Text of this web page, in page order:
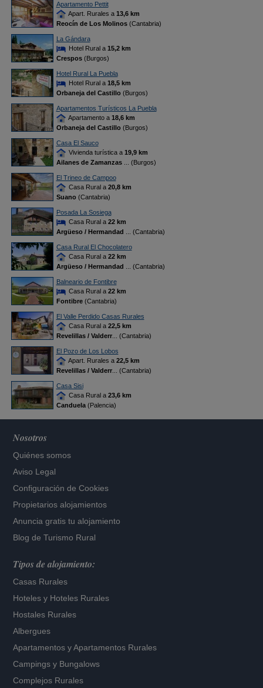
Apartamento Pettit
Apart. Rurales a 13,6 km
Reocín de Los Molinos(Cantabria)
La Gándara
Hotel Rural a 15,2 km
Crespos(Burgos)
Hotel Rural La Puebla
Hotel Rural a 18,5 km
Orbaneja del Castillo(Burgos)
Apartamentos Turísticos La Puebla
Apartamento a 18,6 km
Orbaneja del Castillo(Burgos)
Casa El Sauco
Vivienda turística a 19,9 km
Ailanes de Zamanzas
... (Burgos)
El Trineo de Campoo
Casa Rural a 20,8 km
Suano(Cantabria)
Posada La Sosiega
Casa Rural a 22 km
Argüeso / Hermandad
... (Cantabria)
Casa Rural El Chocolatero
Casa Rural a 22 km
Argüeso / Hermandad
... (Cantabria)
Balneario de Fontibre
Casa Rural a 22 km
Fontibre(Cantabria)
El Valle Perdido Casas Rurales
Casa Rural a 22,5 km
Revelillas / Valderr... (Cantabria)
El Pozo de Los Lobos
Apart. Rurales a 22,5 km
Revelillas / Valderr... (Cantabria)
Casa Sisi
Casa Rural a 23,6 km
Canduela(Palencia)
Nosotros
Quiénes somos
Aviso Legal
Configuración de Cookies
Propietarios alojamientos
Anuncia gratis tu alojamiento
Blog de Turismo Rural
Tipos de alojamiento:
Casas Rurales
Hoteles y Hoteles Rurales
Hostales Rurales
Albergues
Apartamentos yApartamentos Rurales
Campings y Bungalows
Complejos Rurales